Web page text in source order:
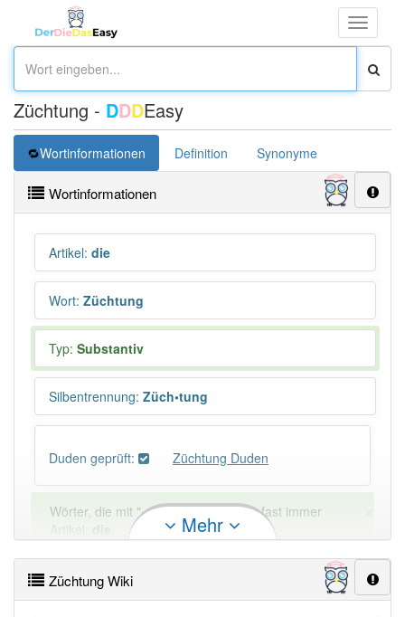
Toggle
Züchtung - DDDEasy
Wortinformationen Definition Synonyme
Wortinformationen
Artikel: die
Wort: Züchtung
Typ: Substantiv
Silbentrennung: Züch•tung
Duden geprüft: Züchtung Duden
Wörter, die mit "-ung" enden, haben fast immer
Artikel:
die
127
Beispiele
Mehr
Züchtung Wiki